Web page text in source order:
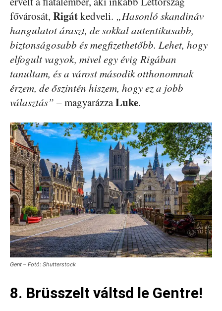
fővárosát, Rigátkedveli. „Hasonló skandináv
hangulatot áraszt, de sokkal autentikusabb,
biztonságosabb és megfizethetőbb. Lehet, hogy
elfogult vagyok, mivel egy évig Rigában
tanultam, és a várost második otthonomnak
érzem, de őszintén hiszem, hogy ez a jobb
választás” – magyarázzaLuke.
Gent – Fotó: Shutterstock
8. Brüsszelt váltsd le Gentre!